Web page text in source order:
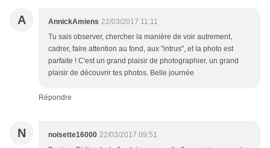
A AnnickAmiens 22/03/2017 11:11
Tu sais observer, chercher la manière de voir autrement,
cadrer, faire attention au fond, aux "intrus", et la photo est
parfaite ! C'est un grand plaisir de photographier, un grand
plaisir de découvrir tes photos. Belle journée
Répondre
N noisette16000 22/03/2017 09:51